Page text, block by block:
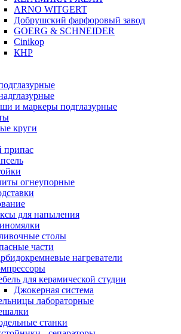
ARNO WITGERT
Добрушский фарфоровый завод
GOERG & SCHNEIDER
Cinikop
КНР
и маркеры подглазурные
круги
припас
огнеупорные
для напыления
столы
части
нагреватели
для керамической студии
Джокерная система
лабораторные
станки